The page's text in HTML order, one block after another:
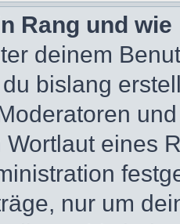
Rang und
deinem
bislang
Wortlaut eines
nur um